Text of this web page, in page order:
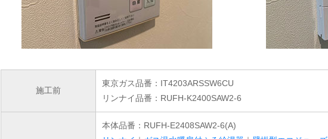
施工前
東京ガス品番：IT4203ARSSW6CU
リンナイ品番：RUFH-K2400SAW2-6
本体品番：RUFH-E2408SAW2-6(A)